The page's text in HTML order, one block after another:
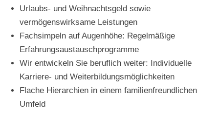
Urlaubs- und Weihnachtsgeld sowie
vermögenswirksame Leistungen
Fachsimpeln auf Augenhöhe: Regelmäßige
Erfahrungsaustauschprogramme
Wir entwickeln Sie beruflich weiter: Individuelle
Karriere- und Weiterbildungsmöglichkeiten
Flache Hierarchien in einem familienfreundlichen
Umfeld